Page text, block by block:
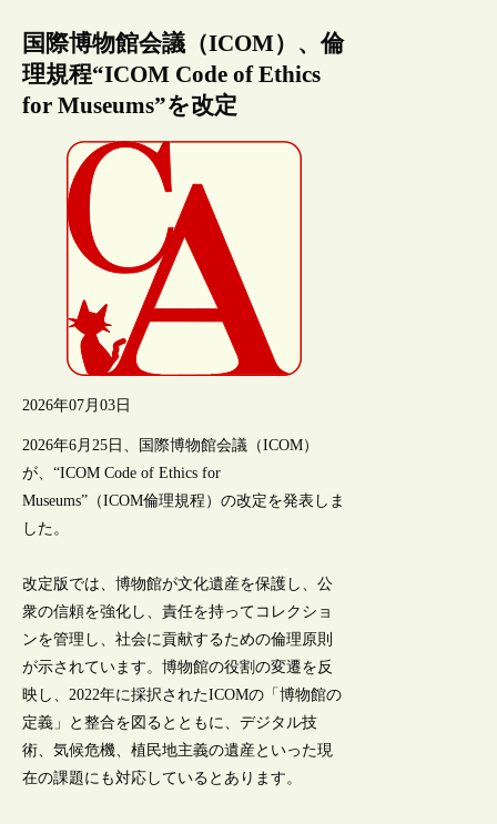
国際博物館会議（ICOM）、倫
理規程“ICOM Code of Ethics
for Museums”を改定
2026年07月03日
2026年6月25日、国際博物館会議（ICOM）
が、“ICOM Code of Ethics for
Museums”（ICOM倫理規程）の改定を発表しま
した。
改定版では、博物館が文化遺産を保護し、公
衆の信頼を強化し、責任を持ってコレクショ
ンを管理し、社会に貢献するための倫理原則
が示されています。博物館の役割の変遷を反
映し、2022年に採択されたICOMの「博物館の
定義」と整合を図るとともに、デジタル技
術、気候危機、植民地主義の遺産といった現
在の課題にも対応しているとあります。